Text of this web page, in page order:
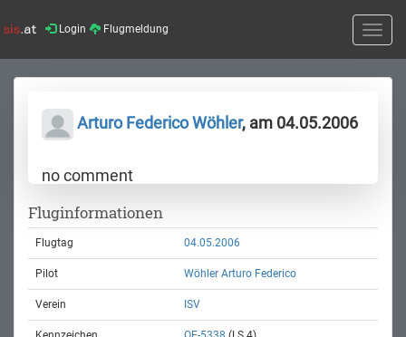
Login Flugmeldung
Toggle
Arturo Federico Wöhler, am 04.05.2006
no comment
Fluginformationen
Flugtag 04.05.2006
Pilot Wöhler Arturo Federico
Verein ISV